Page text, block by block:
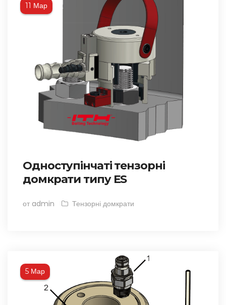
11 Мар
Одноступінчаті тензорні
домкрати типу ES
от admin Тензорні домкрати
5 Мар